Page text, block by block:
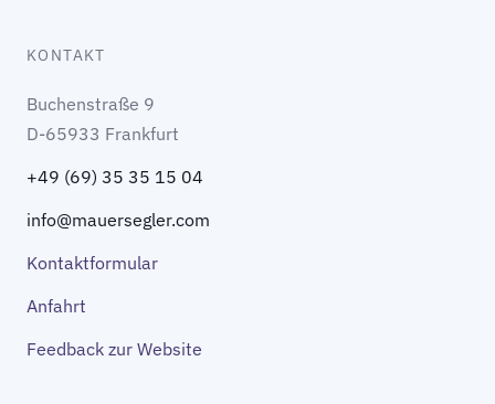
KONTAKT
Buchenstraße 9
D-65933 Frankfurt
+49 (69) 35 35 15 04
info@mauersegler.com
Kontaktformular
Anfahrt
Feedback zur Website